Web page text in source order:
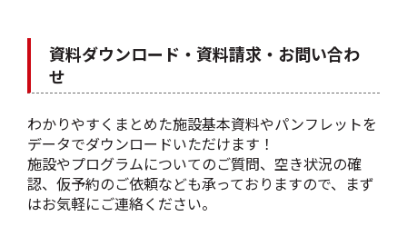
資料ダウンロード・資料請求・お問い合わ
せ
わかりやすくまとめた施設基本資料やパンフレットを
データでダウンロードいただけます！
施設やプログラムについてのご質問、空き状況の確
認、仮予約のご依頼なども承っておりますので、まず
はお気軽にご連絡ください。